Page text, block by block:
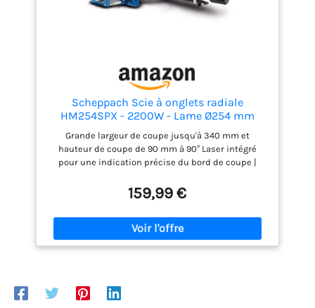
Scheppach Scie à onglets radiale
HM254SPX - 2200W - Lame Ø254 mm
Grande largeur de coupe jusqu'à 340 mm et
hauteur de coupe de 90 mm à 90° Laser intégré
pour une indication précise du bord de coupe |
avec 48 dents pour des coupes longitudinales et
surtout transversales précises et nettes dans le
bois massif, plus une deuxième lame de scie HW
avec 60 dents Supports de pièces en aluminium
réglables des deux côtés pour une plus grande
une zone de travail propre
159,99 €